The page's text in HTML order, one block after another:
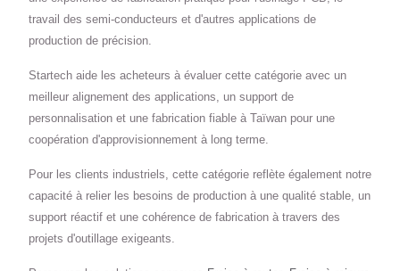
travail des semi-conducteurs et d'autres applications de
production de précision.
Startech aide les acheteurs à évaluer cette catégorie avec un
meilleur alignement des applications, un support de
personnalisation et une fabrication fiable à Taïwan pour une
coopération d'approvisionnement à long terme.
Pour les clients industriels, cette catégorie reflète également notre
capacité à relier les besoins de production à une qualité stable, un
support réactif et une cohérence de fabrication à travers des
projets d'outillage exigeants.